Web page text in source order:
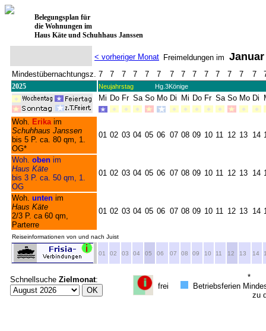
Belegungsplan für
die Wohnungen im
Haus Käte und Schuhhaus Janssen
< vorheriger Monat Freimeldungen im Januar
Mindestübernachtungsz. 7 7 7 7 7 7 7 7 7 7 7 7 7 7
2025 Neujahrstag Hg.3Könige
Mi Do Fr Sa So Mo Di Mi Do Fr Sa So Mo Di
Woh. Erikaim
Schuhhaus Janssen
bis 5 P. ca. 80 qm, 1.
OG*
01 02 03 04 05 06 07 08 09 10 11 12 13 14
Woh. oben im
Haus Käte
bis 3 P. ca. 50 qm, 1.
OG
01 02 03 04 05 06 07 08 09 10 11 12 13 14
Woh. unten im
Haus Käte
2/3 P. ca 60 qm,
Parterre
01 02 03 04 05 06 07 08 09 10 11 12 13 14
Reiseinformationen von und nach Juist
01 02 03 04 05 06 07 08 09 10 11 12 13 14
Schnellsuche Zielmonat:
frei Betriebsferien
*
zu